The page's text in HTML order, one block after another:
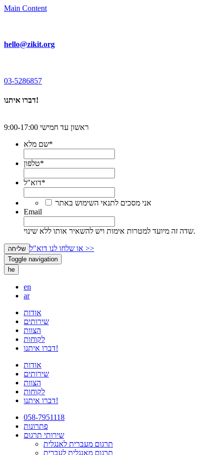
Main Content
hello@zikit.org
03-5286857
דברו איתנו!
ראשון עד חמישי 9:00-17:00
שם מלא*
טלפון*
דוא"ל*
אני מסכים לתנאי השימוש באתר
Email
שדה זה מיועד למטרות אימות ויש להשאיר אותו ללא שינוי.
שליחה או שלחו לנו דוא"ל >>
Toggle navigation
he
en
ar
אודות
שירותים
הצוות
לקוחות
דברו איתנו!
אודות
שירותים
הצוות
לקוחות
דברו איתנו!
058-7951118
פתרונות
שירותי תרגום
תרגום מעברית לאנגלית
תרגום מאנגלית לעברית